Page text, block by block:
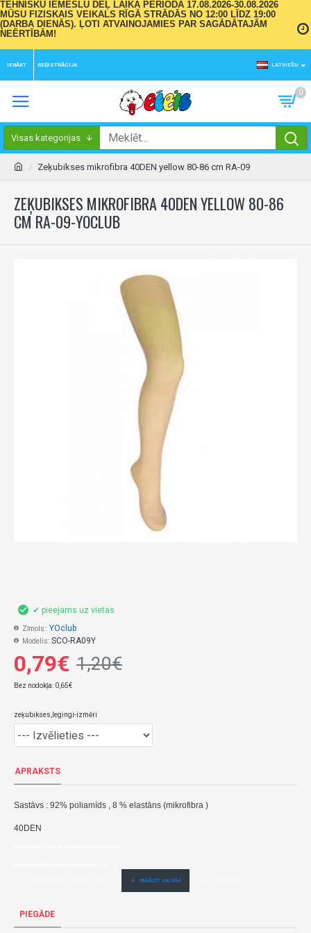
TEHNISKU IEMESLU DĒĻ LAIKA PERIODĀ 17.08.2026-30.08.2026
MŪSU FIZISKAIS VEIKALS RĪGĀ STRĀDĀS NO 12:00 LĪDZ 19:00
(DARBA DIENĀS). ĻOTI ATVAINOJAMIES PAR SAGĀDĀTAJĀM
NEĒRTĪBĀM!
IENĀKT REĢISTRĀCIJA LATVIEŠU
0
Visas kategorijas
Zeķubikses mikrofibra 40DEN yellow 80-86 cm RA-09
ZEĶUBIKSES MIKROFIBRA 40DEN YELLOW 80-86
CM RA-09-YOCLUB
0,79€ 1,20€
Bez nodokļa: 0,65€
✔ pieejams uz vietas
Zīmols:: YOclub
Modelis: SCO-RA09Y
zeķubikses,legingi-izmēri
APRAKSTS
Sastāvs : 92% poliamīds , 8 % elastāns (mikrofibra )
40DEN
Nopirkt Zeķubikses mikrofibra 40DEN yellow 80-86 cm RA-09--par zemu cenu,ātri,ērti,bez gaidīšanas.Cenas no vairumtirgotāja.
PIEGĀDE